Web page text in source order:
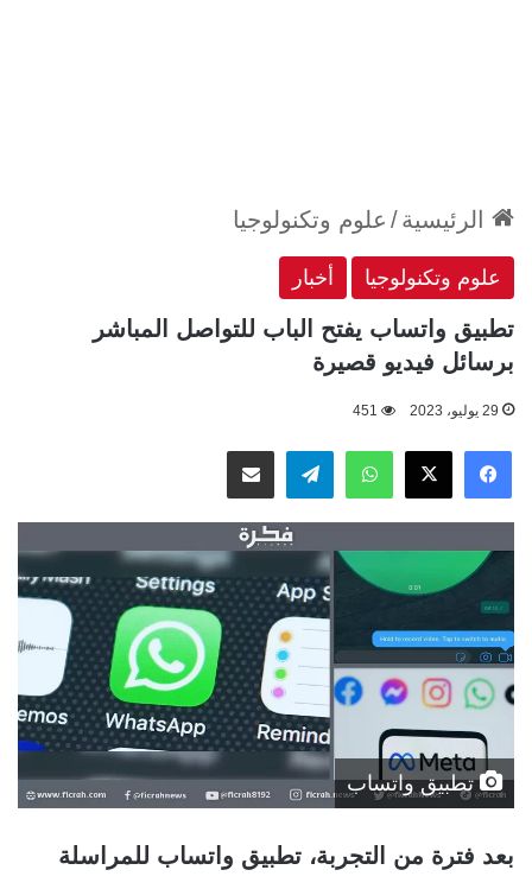
الرئيسية/ علوم وتكنولوجيا
علوم وتكنولوجيا أخبار
تطبيق واتساب يفتح الباب للتواصل المباشر
برسائل فيديو قصيرة
29 يوليو، 2023 451
فيسبوك
‫X واتسابتيلقراممشاركة عبر البريد
تطبيق واتساب
بعد فترة من التجربة، تطبيق واتساب للمراسلة